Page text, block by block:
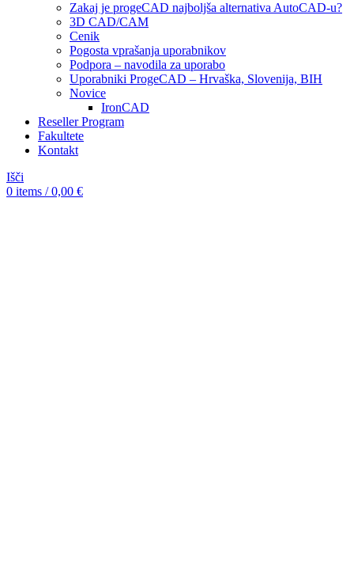
Zakaj je progeCAD najboljša alternativa AutoCAD-u?
3D CAD/CAM
Cenik
Pogosta vprašanja uporabnikov
Podpora – navodila za uporabo
Uporabniki ProgeCAD – Hrvaška, Slovenija, BIH
Novice
IronCAD
Reseller Program
Fakultete
Kontakt
Išči
0 items / 0,00 €